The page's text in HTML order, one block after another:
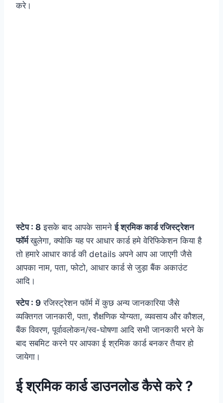
करे।
स्टेप : 8 इसके बाद आपके सामनेई श्रमिक कार्ड रजिस्ट्रेशन
फॉर्मखुलेगा, क्योकि यह पर आधार कार्ड हमे वेरिफिकेशन किया है
तो हमारे आधार कार्ड की details अपने आप आ जाएगी जैसे
आपका नाम, पता, फोटो, आधार कार्ड से जुड़ा बैंक अकाउंट
आदि।
स्टेप : 9 रजिस्ट्रेशन फॉर्म में कुछ अन्य जानकारिया जैसे
व्यक्तिगत जानकारी, पता, शैक्षणिक योग्यता, व्यवसाय और कौशल,
बैंक विवरण, पूर्वावलोकन/स्व-घोषणा आदि सभी जानकारी भरने के
बाद सबमिट करने पर आपका ई श्रमिक कार्ड बनकर तैयार हो
जायेगा।
ई श्रमिक कार्ड डाउनलोड कैसे करे ?